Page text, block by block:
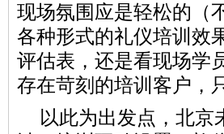
现场氛围应是轻松的（
各种形式的礼仪培训效
评估表，还是看现场学
存在苛刻的培训客户，
以此为出发点，北